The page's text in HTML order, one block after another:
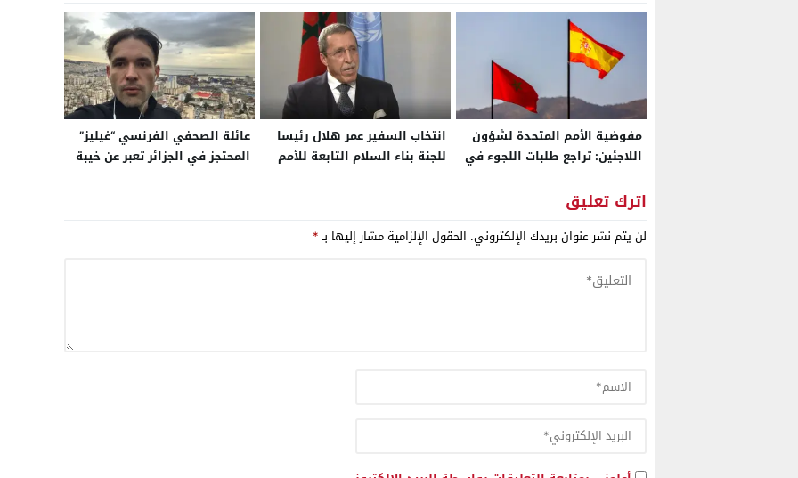
مفوضية الأمم المتحدة لشؤون
اللاجئين: تراجع طلبات اللجوء في
الحدودية وتوسيع التعاون مع
المغرب
انتخاب السفير عمر هلال رئيسا
للجنة بناء السلام التابعة للأمم
عائلة الصحفي الفرنسي “غيليز”
المحتجز في الجزائر تعبر عن خيبة
اترك تعليق
لن يتم نشر عنوان بريدك الإلكتروني. الحقول الإلزامية مشار إليها بـ*